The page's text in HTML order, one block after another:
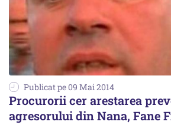
Publicat pe 09 Mai 2014
Procurorii cer arestarea
agresorului din Nana, Fane